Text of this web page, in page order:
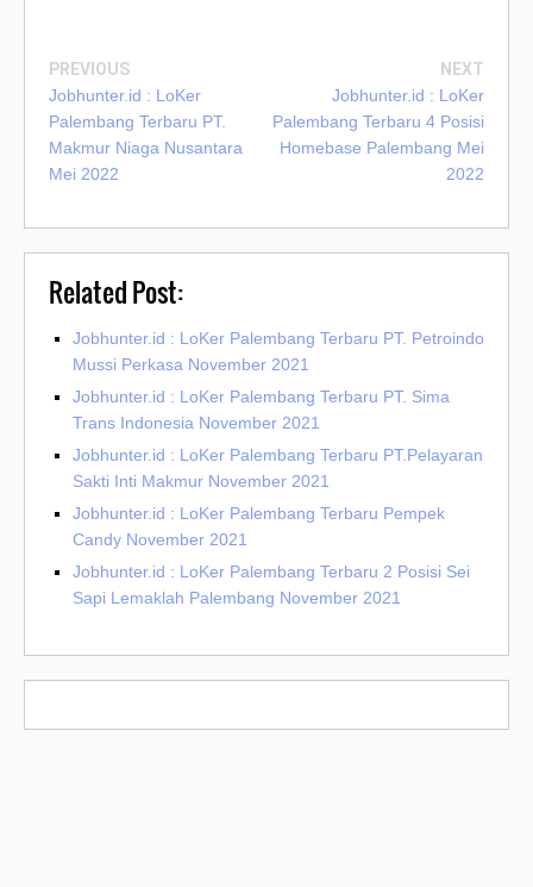
PREVIOUS
Jobhunter.id : LoKer
Palembang Terbaru PT.
Makmur Niaga Nusantara
Mei 2022
NEXT
Jobhunter.id : LoKer
Palembang Terbaru 4 Posisi
Homebase Palembang Mei
2022
Related Post:
Jobhunter.id : LoKer Palembang Terbaru PT. Petroindo
Mussi Perkasa November 2021
Jobhunter.id : LoKer Palembang Terbaru PT. Sima
Trans Indonesia November 2021
Jobhunter.id : LoKer Palembang Terbaru PT.Pelayaran
Sakti Inti Makmur November 2021
Jobhunter.id : LoKer Palembang Terbaru Pempek
Candy November 2021
Jobhunter.id : LoKer Palembang Terbaru 2 Posisi Sei
Sapi Lemaklah Palembang November 2021